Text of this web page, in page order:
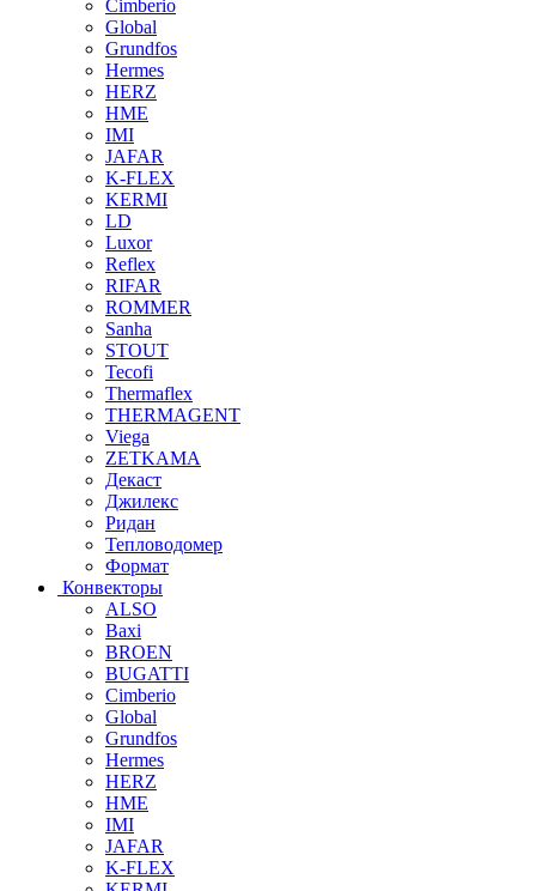
Cimberio
Global
Grundfos
Hermes
HERZ
HME
IMI
JAFAR
K-FLEX
KERMI
LD
Luxor
Reflex
RIFAR
ROMMER
Sanha
STOUT
Tecofi
Thermaflex
THERMAGENT
Viega
ZETKAMA
Декаст
Джилекс
Ридан
Тепловодомер
Формат
Конвекторы
ALSO
Baxi
BROEN
BUGATTI
Cimberio
Global
Grundfos
Hermes
HERZ
HME
IMI
JAFAR
K-FLEX